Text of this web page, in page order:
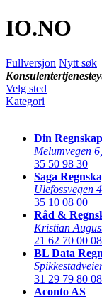
IO.NO
Fullversjon Nytt søk
Velg sted
Kategori
Din
Melumvegen 6
35 50 98 30
Saga
Ulefossvegen 4
35 10 08 00
Råd &
Kristian
21 62 70 00
BL Data
31 29 79 80
Aconto AS